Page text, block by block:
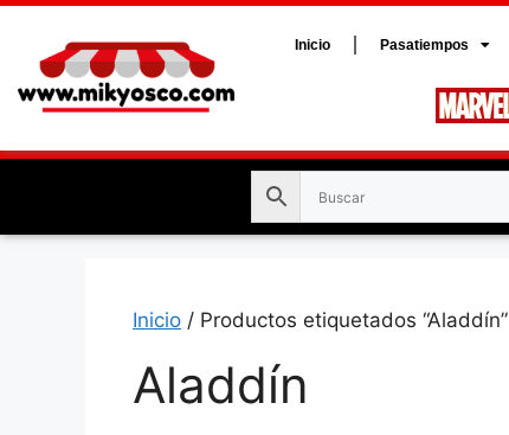
Inicio Pasatiempos
Inicio / Productos etiquetados “Aladdín”
Aladdín